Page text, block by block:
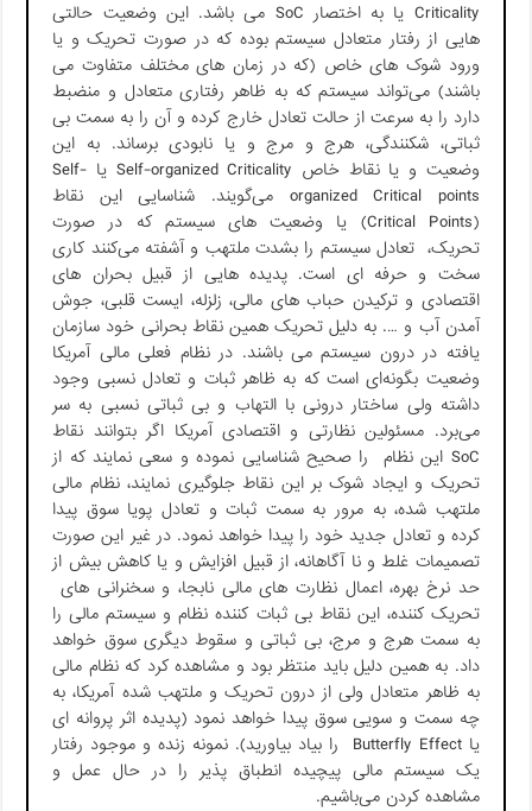
Criticality یا به اختصار SoC می باشد. این وضعیت حالتی
هایی از رفتار متعادل سیستم بوده که در صورت تحریک و یا
ورود شوک های خاص (که در زمان های مختلف متفاوت می
باشند) می‌تواند سیستم که به ظاهر رفتاری متعادل و منضبط
دارد را به سرعت از حالت تعادل خارج کرده و آن را به سمت بی
ثباتی، شکنندگی، هرج و مرج و یا نابودی برساند. به این
وضعیت و یا نقاط خاص Self-organized Criticality یا Self-
organized Critical points می‌گویند. شناسایی این نقاط
(Critical Points) یا وضعیت های سیستم که در صورت
تحریک، تعادل سیستم را بشدت ملتهب و آشفته می‌کنند کاری
سخت و حرفه ای است‌‌. پدیده هایی از قبیل بحران های
اقتصادی و تر‌کیدن حباب های مالی، زلزله، ایست قلبی، جوش
آمدن آب و …. به دلیل تحریک همین نقاط بحرانی خود سازمان
یافته در درون سیستم می باشند. در نظام فعلی مالی آمریکا
وضعیت بگونه‌ای است که به ظاهر ثبات و تعادل نسبی وجود
داشته ولی ساختار درونی با التهاب و بی ثباتی نسبی به سر
می‌برد. مسئولین نظارتی و اقتصادی آمریکا اگر بتوانند نقاط
SoC این نظام را صحیح شناسایی نموده و سعی نمایند که از
تحریک و ایجاد شوک بر این نقاط جلوگیری نمایند، نظام مالی
ملتهب شده، به مرور به سمت ثبات و تعادل پویا سوق پیدا
کرده و تعادل جدید خود را پیدا خواهد نمود. در غیر این صورت
تصمیمات غلط و نا آگاهانه، از قبیل افزایش و یا کاهش بیش از
حد نرخ بهره، اعمال نظارت های مالی نابجا، و سخنرانی های
تحریک کننده، این نقاط بی ثبات کننده نظام و سیستم مالی را
به سمت هرج و مرج، بی ثباتی و سقوط دیگری سوق خواهد
داد. به همین دلیل باید منتظر بود و مشاهده کرد که نظام مالی
به ظاهر متعادل ولی از درون تحریک و ملتهب شده آمریکا، به
چه سمت و سویی سوق پیدا خواهد نمود‌ (پدیده اثر پروانه ای
یا Butterfly Effect را بیاد بیاورید). نمونه زنده و موجود رفتار
یک سیستم مالی پیچیده انطباق پذیر را در حال عمل و
مشاهده کردن می‌باشیم.